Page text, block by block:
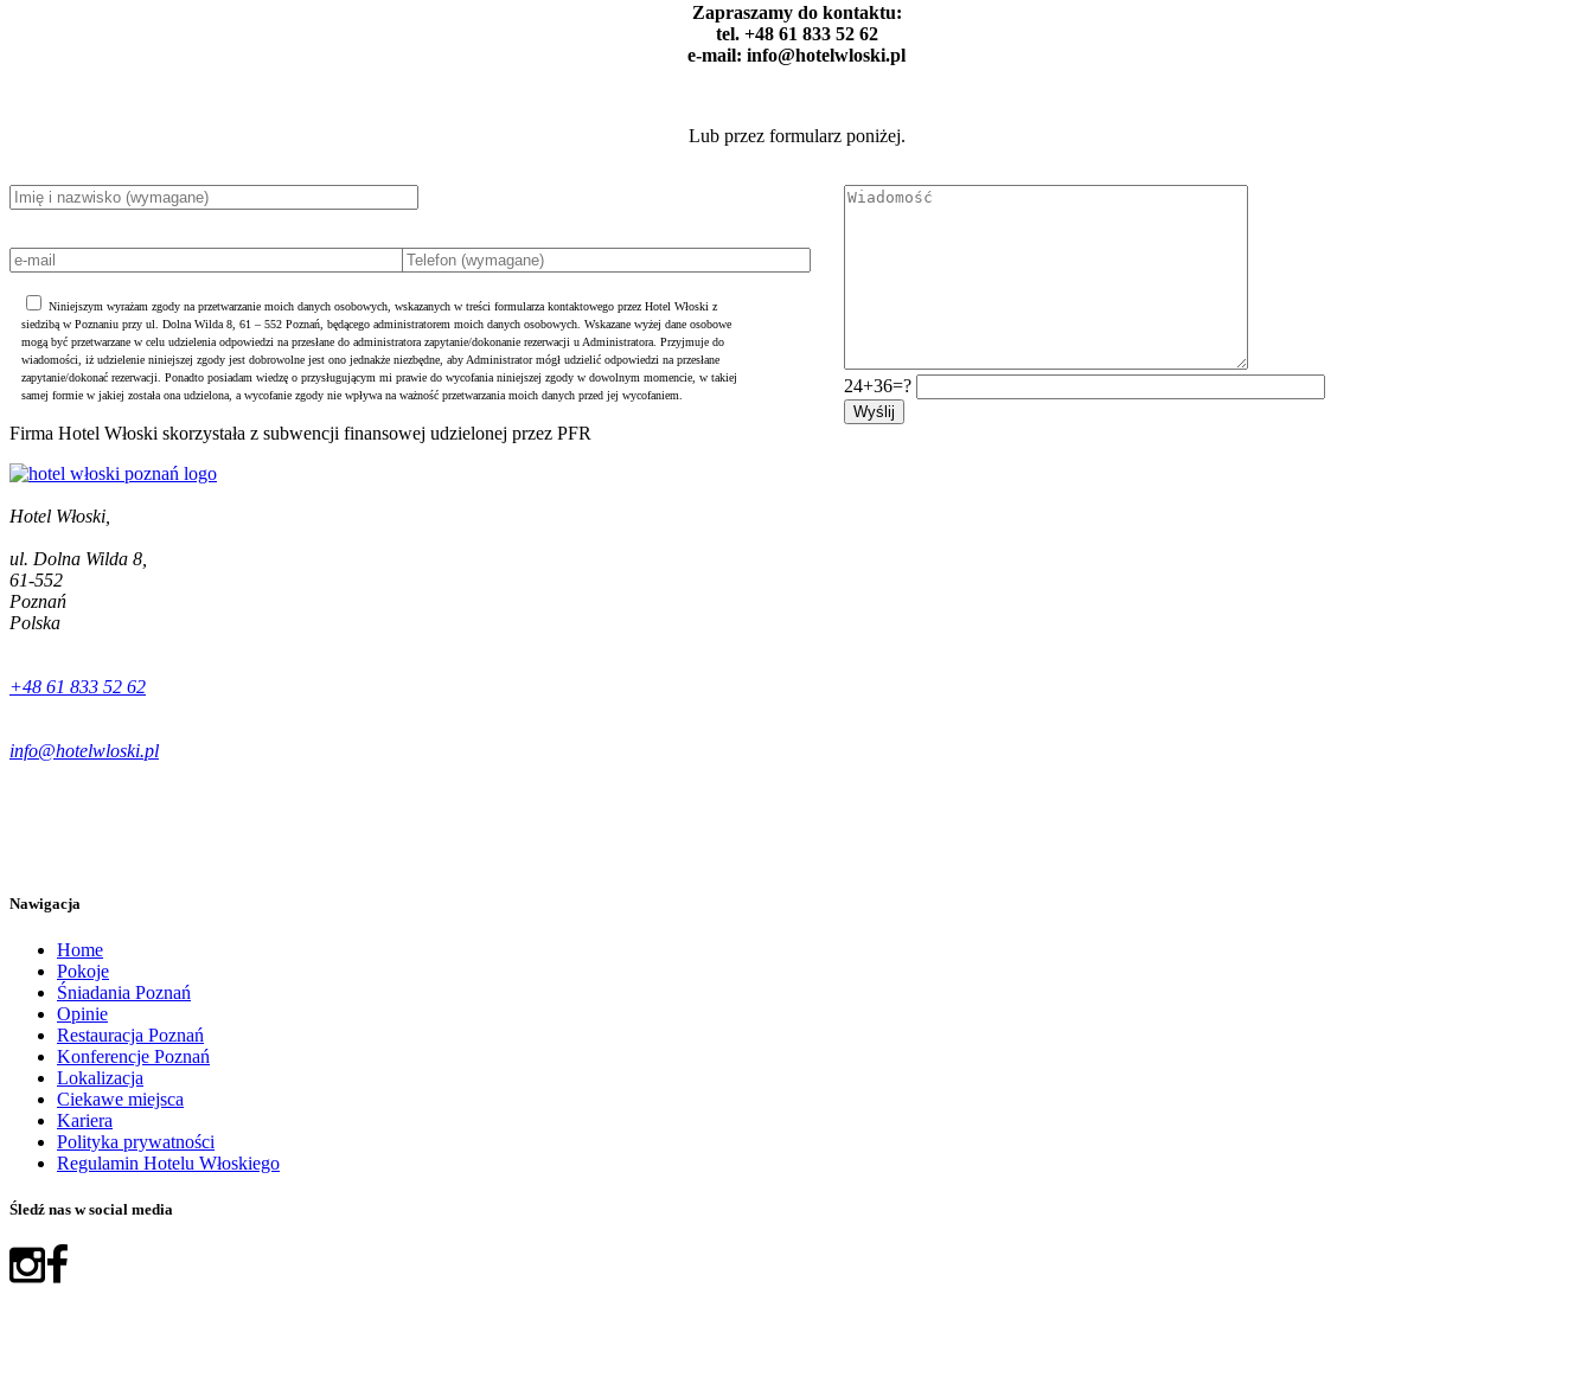
Zapraszamy do kontaktu:
tel. +48 61 833 52 62
e-mail: info@hotelwloski.pl
Lub przez formularz poniżej.
Niniejszym wyrażam zgody na przetwarzanie moich danych osobowych, wskazanych w treści formularza kontaktowego przez Hotel Włoski z
siedzibą w Poznaniu przy ul. Dolna Wilda 8, 61 – 552 Poznań, będącego administratorem moich danych osobowych. Wskazane wyżej dane osobowe
mogą być przetwarzane w celu udzielenia odpowiedzi na przesłane do administratora zapytanie/dokonanie rezerwacji u Administratora. Przyjmuje do
wiadomości, iż udzielenie niniejszej zgody jest dobrowolne jest ono jednakże niezbędne, aby Administrator mógł udzielić odpowiedzi na przesłane
zapytanie/dokonać rezerwacji. Ponadto posiadam wiedzę o przysługującym mi prawie do wycofania niniejszej zgody w dowolnym momencie, w takiej
samej formie w jakiej została ona udzielona, a wycofanie zgody nie wpływa na ważność przetwarzania moich danych przed jej wycofaniem.
Firma Hotel Włoski skorzystała z subwencji finansowej udzielonej przez PFR
24+36=?
Hotel Włoski,
ul. Dolna Wilda 8,
61-552
Poznań
Polska
+48 61 833 52 62
info@hotelwloski.pl
Nawigacja
Home
Pokoje
Śniadania Poznań
Opinie
Restauracja Poznań
Konferencje Poznań
Lokalizacja
Ciekawe miejsca
Kariera
Polityka prywatności
Regulamin Hotelu Włoskiego
Śledź nas w social media